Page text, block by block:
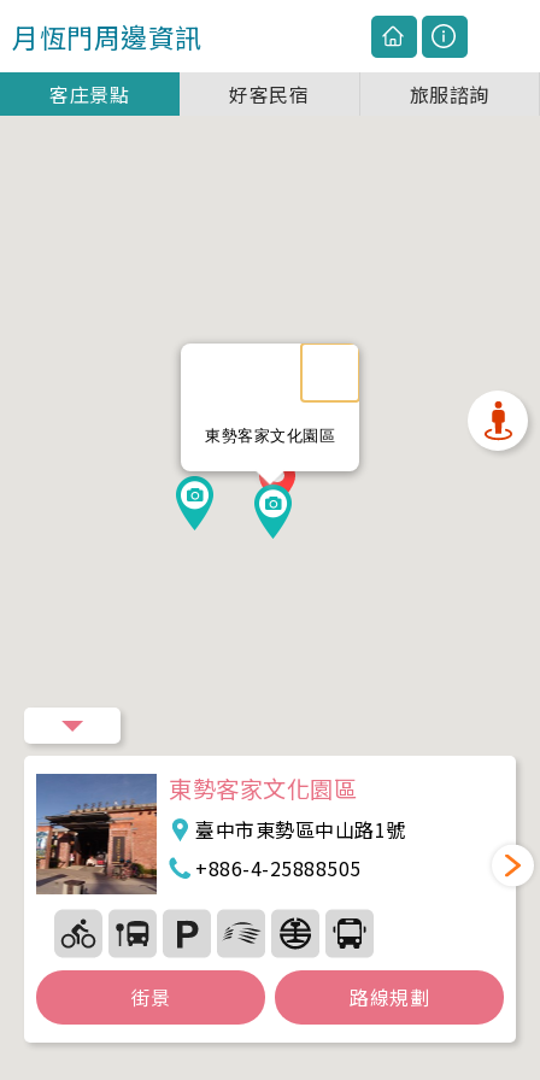
東勢客家文化園區
月恆門周邊資訊
客庄景點 好客民宿 旅服諮詢
東勢客家文化園區
臺中市東勢區中山路1號
+886-4-25888505
街景 路線規劃